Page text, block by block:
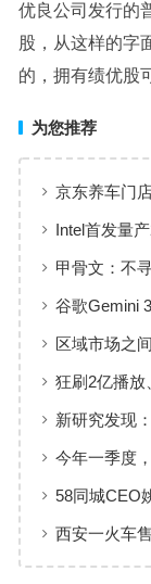
优良公司发行的
股，从这样的字
的，拥有绩优股
为您推荐
京东养车门
Intel首发量
钱就行的
甲骨文：不
谷歌Gemini
区域市场之
狂刷2亿播放
新研究发现
今年一季度
58同城CEO
西安一火车